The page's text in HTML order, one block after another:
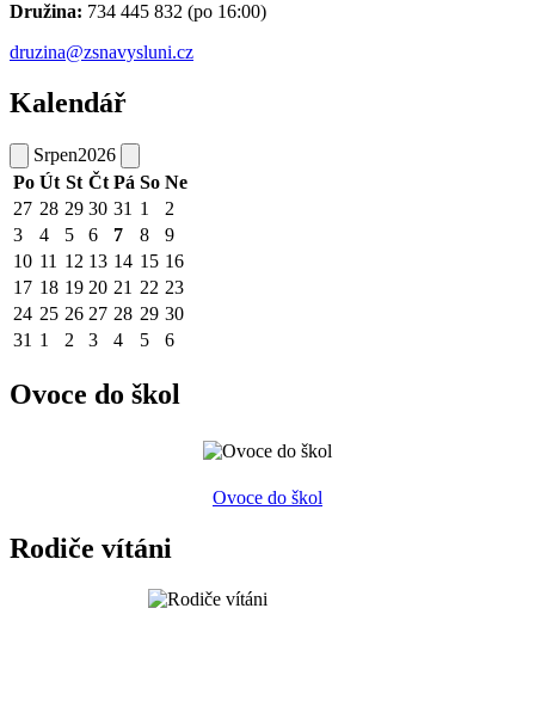
Družina: 734 445 832 (po 16:00)
druzina@zsnavysluni.cz
Kalendář
Srpen2026
Po Út St Čt Pá So Ne
27 28 29 30 31 1
2
3
4 5 6 7 8
9
10 11 12 13 14 15 16
17 18 19 20 21 22 23
24 25 26 27 28 29 30
31 1 2 3 4 5 6
Ovoce do škol
Ovoce do škol
Rodiče vítáni